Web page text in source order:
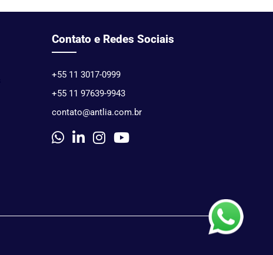
Contato e Redes Sociais
+55 11 3017-0999
+55 11 97639-9943
contato@antlia.com.br